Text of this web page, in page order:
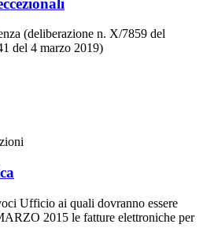
(deliberazione n. X/7859 del
del 4 marzo 2019)
Ufficio ai quali dovranno essere
2015 le fatture elettroniche per